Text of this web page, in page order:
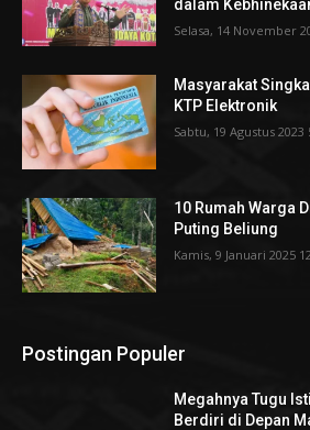
dalam
Selasa, 14 November
Masyarakat
KTP Elektronik
Sabtu, 19 Agustus 2023
10 Rumah Warga
Puting Beliung
Kamis, 9 Januari 2025
Postingan Populer
Megahnya Tugu
Berdiri di Depan